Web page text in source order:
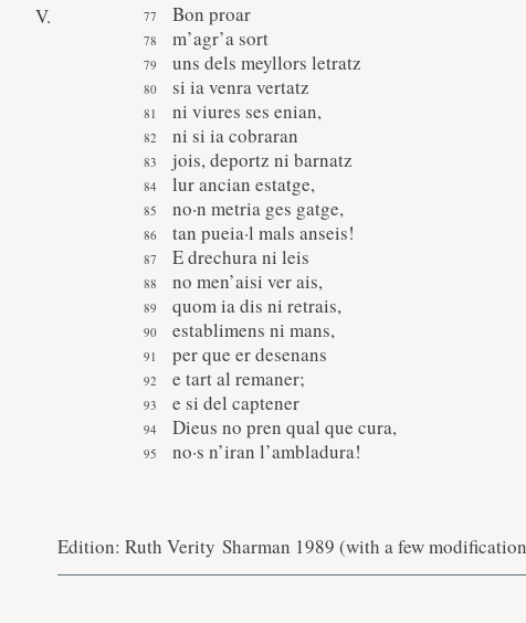
V.
Bon proar
m’agr’a sort
uns dels meyllors letratz
si ia venra vertatz
ni viures ses enian,
ni si ia cobraran
jois, deportz ni barnatz
lur ancian estatge,
no·n metria ges gatge,
tan pueia·l mals anseis!
E drechura ni leis
no men’aisi ver ais,
quom ia dis ni retrais,
establimens ni mans,
per que er desenans
e tart al remaner;
e si del captener
Dieus no pren qual que cura,
no·s n’iran l’ambladura!
Edition: Ruth Verity Sharman 1989 (with a few